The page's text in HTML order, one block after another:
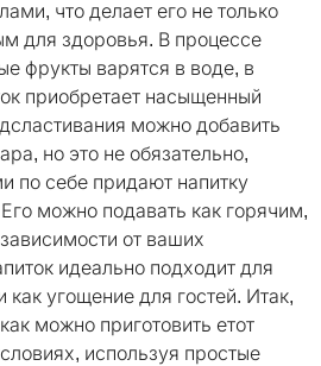
что делает его не только
для здоровья. В процессе
фрукты варятся в воде, в
приобретает насыщенный
можно добавить
но это не обязательно,
по себе придают напитку
можно подавать как горячим,
от ваших
идеально подходит для
угощение для гостей. Итак,
можно приготовить етот
используя простые